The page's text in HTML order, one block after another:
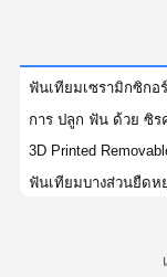
วีเนียร์อีแม็กซ์
ไม้ปลูกฟัน
โปรเซลีนหลอม
อุปกรณ์การรัก
ฟันเทียมเซรามิกซิกอ
การ ปลูก ฟัน ด้วย ซิ
3D Printed
ฟันเทียมบางส่วนยืด
อีสเทติก อินเลย์การ